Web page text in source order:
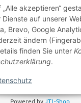
akzeptieren“
auf unserer
Brevo, Google
ändern
finden Sie unter
.
© HOZ MEDI WERK
zzgl. gesetzlicher USt.,
Powered byJTL-Shop